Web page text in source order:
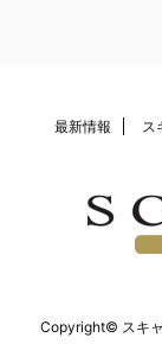
最新情報 ス
Copyright© スキ